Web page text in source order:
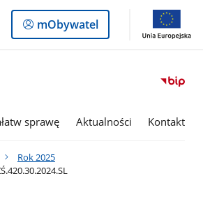
Logowanie
do
mObywatel
sprawę Aktualności Kontakt
Rok 2025